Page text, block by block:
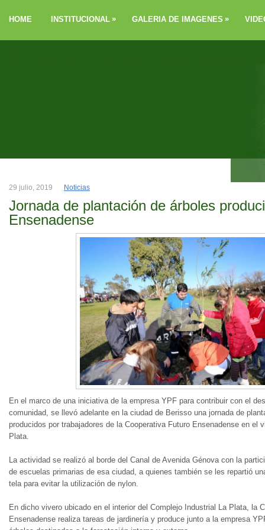
HOME INSTITUCIONAL » GALERIA DE IMAGENES »
29 julio, 2019 Noticias
Jornada de plantación de árboles
Ensenadense
En el marco de una iniciativa de la empresa YPF para contribuir con el
comunidad, se llevó adelante en la ciudad de Berisso una jornada de
producidos por trabajadores de la Cooperativa Futuro Ensenadense en el
Plata.
La actividad se realizó al borde del Canal de Avenida Génova con la
de escuelas primarias de esa ciudad, a quienes también se les repartió
tela para evitar la utilización de nylon.
En dicho vivero ubicado en el interior del Complejo Industrial La Plata, la
Ensenadense realiza tareas de jardinería y produce junto a la empresa